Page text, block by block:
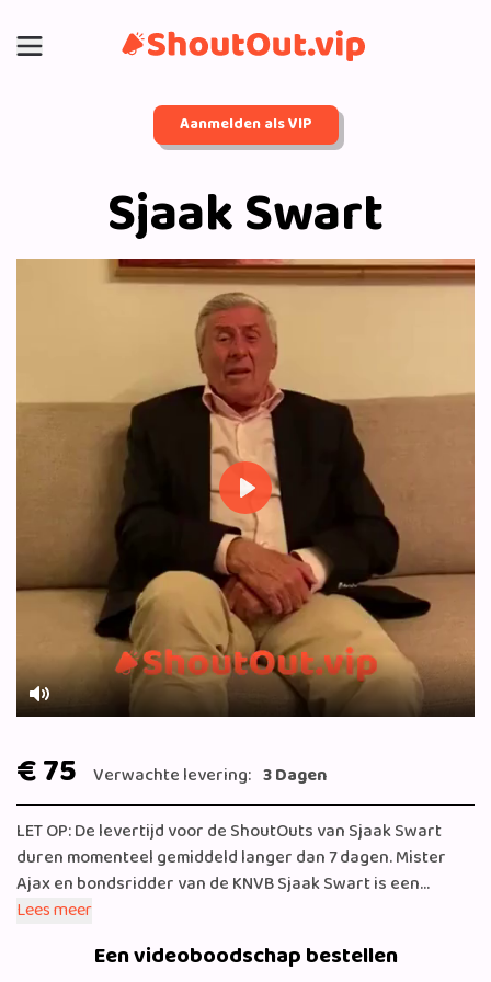
Aanmelden als VIP
Sjaak Swart
Mute
Play
€ 75 Verwachte levering: 3 Dagen
LET OP: De levertijd voor de ShoutOuts van Sjaak Swart
duren momenteel gemiddeld langer dan 7 dagen. Mister
Ajax en bondsridder van de KNVB Sjaak Swart is een
voormalig voetballer. Hij maakte deel uit van het gouden
Ajax’ omdat hij tot de dag van vandaag nog altijd erg
Lees meer
Een videoboodschap bestellen